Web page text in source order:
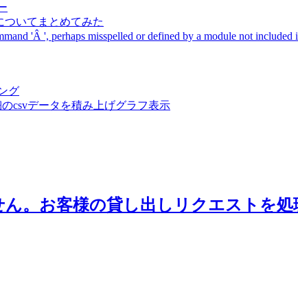
ついてまとめてみた
'Â ', perhaps misspelled or defined by a module not included
グ
csvデータを積み上げグラフ表示
。お客様の貸し出しリクエストを